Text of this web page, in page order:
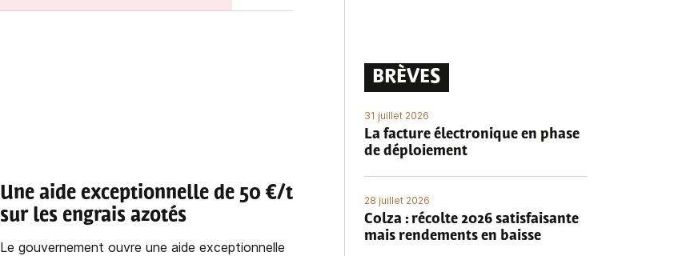
Une aide exceptionnelle de 50 €/t
sur les engrais azotés
Le gouvernement ouvre une aide exceptionnelle
BRÈVES
31 juillet 2026
La facture électronique en phase
de déploiement
28 juillet 2026
Colza : récolte 2026 satisfaisante
mais rendements en baisse